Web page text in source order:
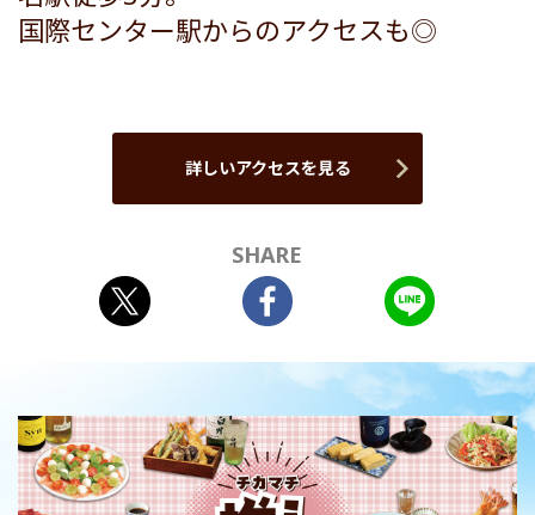
国際センター駅からのアクセスも◎
詳しいアクセスを見る
SHARE